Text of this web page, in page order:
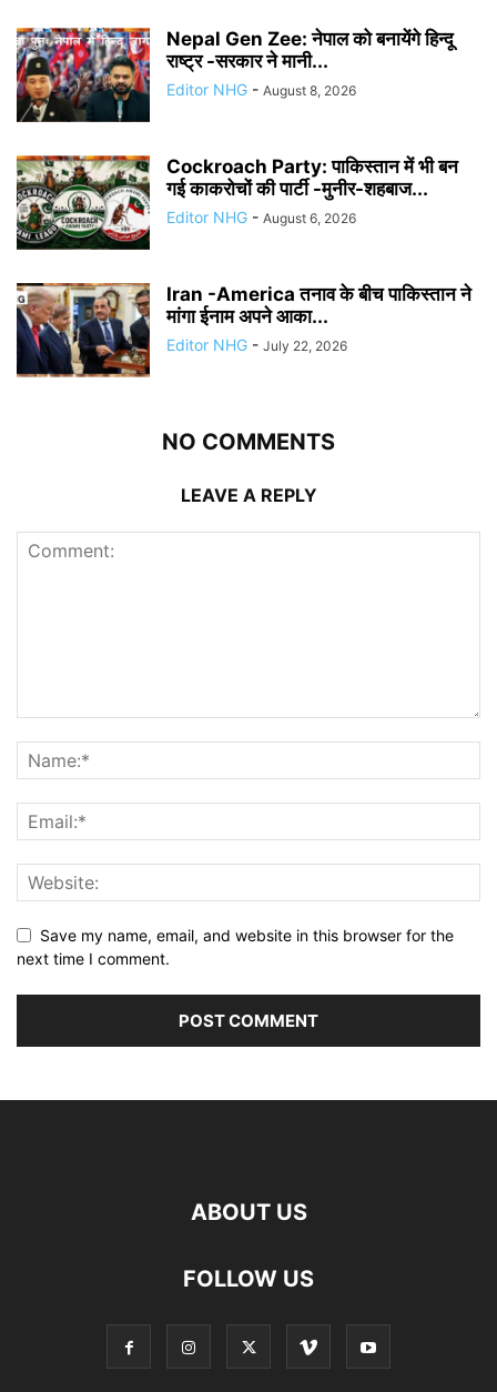
Nepal Gen Zee: नेपाल को बनायेंगे हिन्दू
राष्ट्र -सरकार ने मानी...
Editor NHG - August 8, 2026
Cockroach Party: पाकिस्तान में भी बन
गई काकरोचों की पार्टी -मुनीर-शहबाज...
Editor NHG - August 6, 2026
Iran -America तनाव के बीच पाकिस्तान ने
मांगा ईनाम अपने आका...
Editor NHG - July 22, 2026
NO COMMENTS
LEAVE A REPLY
Save my name, email, and website in this browser for the
next time I comment.
ABOUT US
FOLLOW US